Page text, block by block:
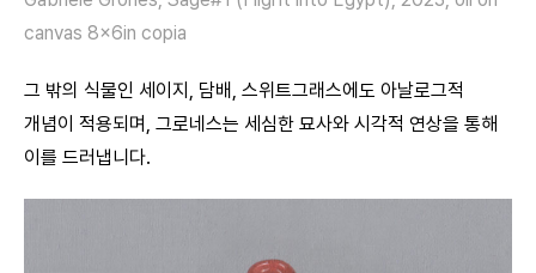
canvas 8x6in copia
그 밖의 식물인 세이지, 담배, 스위트그래스에도 아날로그적
개념이 적용되며, 그로네스는 세심한 묘사와 시각적 연상을 통해
이를 드러냅니다.